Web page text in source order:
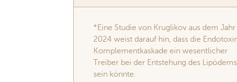
*Eine Studie von Kruglikov aus dem Jahr
2024 weist darauf hin, dass die
Komplementkaskade ein wesentlicher
Treiber bei der Entstehung des Lipödems
sein könnte.